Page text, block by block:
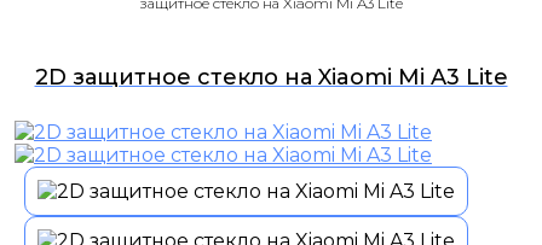
2D защитное стекло на Xiaomi Mi A3 Lite